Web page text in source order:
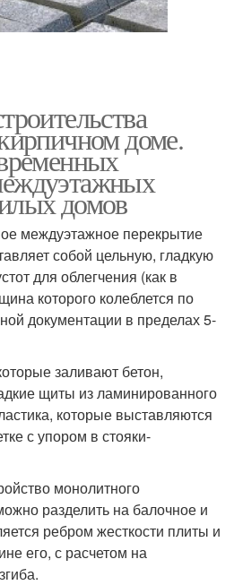
доме.
домов
междуэтажное перекрытие
собой цельную, гладкую
для облегчения (как в
которого колеблется по
документации в пределах 5-
заливают бетон,
щиты из ламинированного
которые выставляются
с упором в стояки-
монолитного
разделить на балочное и
ребром жесткости плиты и
его, с расчетом на